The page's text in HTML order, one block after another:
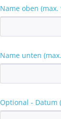
Name oben (max.
Name unten
Optional - Datum